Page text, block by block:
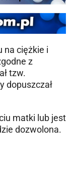
na ciężkie i
z
tzw.
dopuszczał
matki lub jest
dozwolona.